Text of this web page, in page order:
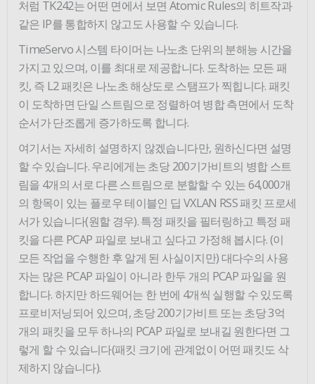
처럼 TK242는 어떤 면에서 보면 Atomic Rules의 히트작과
같은 IP를 통합하지 않고도 사용할 수 있습니다.
TimeServo 시스템 타이머는 나노초 단위의 분해능 시간을
가지고 있으며, 이를 최대로 제공합니다. 도착하는 모든 패
킷, 즉 L2 패킷은 나노초 해상도로 스탬프가 찍힙니다. 패킷
이 도착하면 단일 스트림으로 정렬하여 병합 측면에서 도착
순서가 단조롭게 증가하도록 합니다.
여기서는 자세히 설명하지 않겠습니다만, 원하신다면 설명
할 수 있습니다. 우리에게는 초당 200기가비트의 병합 스트
림을 4개의 서로 다른 스트림으로 분할할 수 있는 64,000개
의 항목이 있는 플로우 테이블인 딥 VXLAN RSS 패킷 프로세
서가 있습니다(원할 경우). 특정 패킷을 필터링하고 특정 패
킷을 다른 PCAP 파일로 보내고 싶다고 가정해 봅시다. (이
모든 작업을 수행한 후 알게 된 사실이지만) 대다수의 사용
자는 많은 PCAP 파일이 아니라 한두 개의 PCAP 파일을 원
합니다. 하지만 하드웨어는 한 번에 4개씩 실행할 수 있도록
프로비저닝되어 있으며, 초당 200기가비트 또는 초당 3억
개의 패킷을 모두 하나의 PCAP 파일로 보내길 원한다면 그
렇게 할 수 있습니다(패킷 크기에 관계없이 어떤 패킷도 삭
제하지 않습니다).